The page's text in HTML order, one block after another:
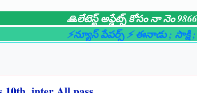
🙏లేటెస్ట్ అప్డేట్స్ కోసం నా నెం
⚡న్యూస్ పేపర్స్ ⚡ ఈనాడు; సాక్షి;